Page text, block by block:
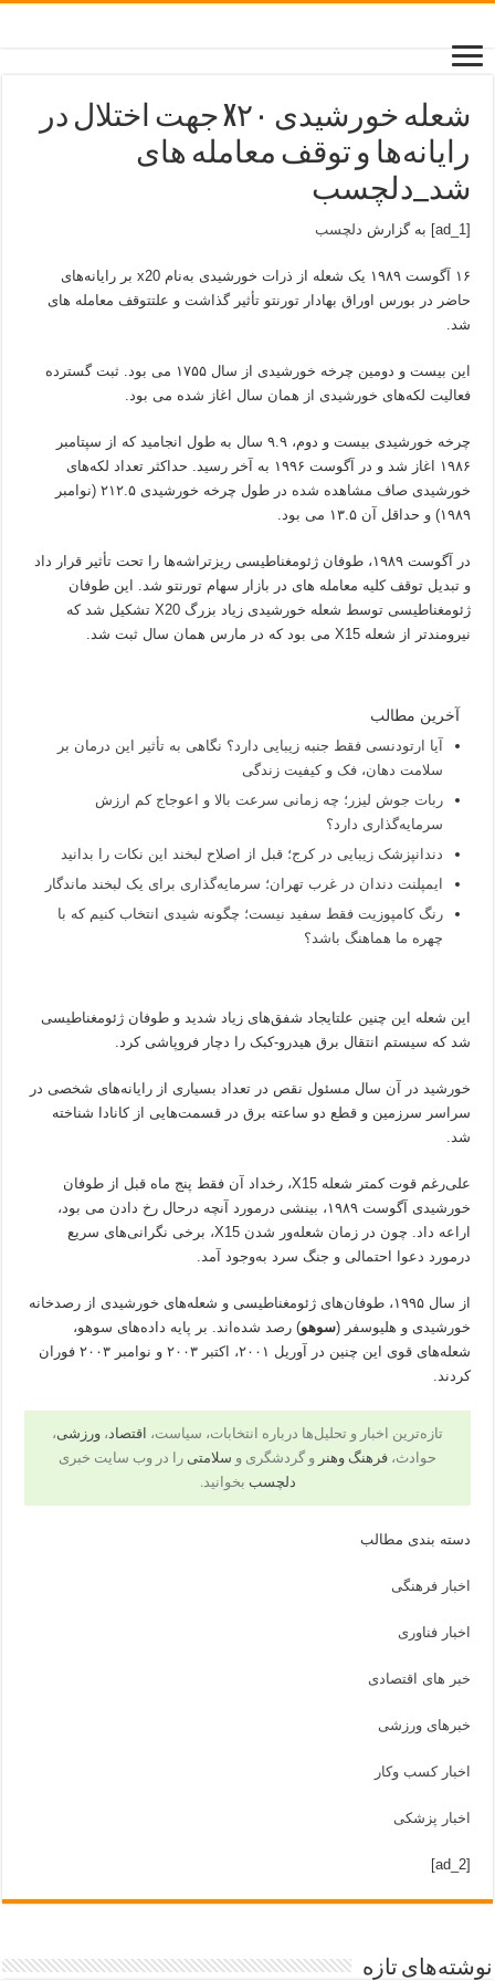
شعله خورشیدی X۲۰ جهت اختلال در
رایانه‌ها و توقف معامله های
شد_دلچسب
[ad_1] به گزارش دلچسب
۱۶ آگوست ۱۹۸۹ یک شعله از ذرات خورشیدی به‌نام x20 بر رایانه‌های
حاضر در بورس اوراق بهادار تورنتو تأثیر گذاشت و علتتوقف معامله های
شد.
این بیست و دومین چرخه خورشیدی از سال ۱۷۵۵ می بود. ثبت گسترده
فعالیت لکه‌های خورشیدی از همان سال اغاز شده‌ می بود.
چرخه خورشیدی بیست و دوم، ۹.۹ سال به طول انجامید که از سپتامبر
۱۹۸۶ اغاز شد و در آگوست ۱۹۹۶ به آخر رسید. حداکثر تعداد لکه‌های
خورشیدی صاف مشاهده شده‌ در طول چرخه خورشیدی ۲۱۲.۵ (نوامبر
۱۹۸۹) و حداقل آن ۱۳.۵ می بود.
در آگوست ۱۹۸۹، طوفان ژئومغناطیسی ریزتراشه‌ها را تحت تأثیر قرار داد
و تبدیل توقف کلیه معامله های در بازار سهام تورنتو شد. این طوفان
ژئومغناطیسی توسط شعله خورشیدی زیاد بزرگ X20 تشکیل شد که
نیرومندتر از شعله X15 می بود که در مارس همان سال ثبت شد.
آخرین مطالب
آیا ارتودنسی فقط جنبه زیبایی دارد؟ نگاهی به تأثیر این درمان بر
سلامت دهان، فک و کیفیت زندگی
ربات جوش لیزر؛ چه زمانی سرعت بالا و اعوجاج کم ارزش
سرمایه‌گذاری دارد؟
دندانپزشک زیبایی در کرج؛ قبل از اصلاح لبخند این نکات را بدانید
ایمپلنت دندان در غرب تهران؛ سرمایه‌گذاری برای یک لبخند ماندگار
رنگ کامپوزیت فقط سفید نیست؛ چگونه شیدی انتخاب کنیم که با
چهره ما هماهنگ باشد؟
این شعله این چنین علتایجاد شفق‌های زیاد شدید و طوفان ژئومغناطیسی
شد که سیستم انتقال برق هیدرو-کبک را دچار فروپاشی کرد.
خورشید در آن سال مسئول نقص در تعداد بسیاری از رایانه‌های شخصی در
سراسر سرزمین و قطع دو ساعته برق در قسمت‌هایی از کانادا شناخته‌
شد.
علی‌رغم قوت کمتر شعله X15، رخداد آن فقط پنج ماه قبل از طوفان
خورشیدی آگوست ۱۹۸۹، بینشی درمورد آنچه درحال رخ دادن‌ می بود،
اراعه داد. چون در زمان شعله‌ور شدن‌ X15، برخی نگرانی‌های سریع
درمورد دعوا احتمالی و جنگ سرد به‌وجود آمد.
از سال ۱۹۹۵، طوفان‌های ژئومغناطیسی و شعله‌های خورشیدی از رصدخانه
خورشیدی و هلیوسفر (سوهو) رصد شده‌اند. بر پایه داده‌های سوهو،
شعله‌های قوی این چنین در آوریل ۲۰۰۱، اکتبر ۲۰۰۳ و نوامبر ۲۰۰۳ فوران
کردند.
تازه‌ترین اخبار و تحلیل‌ها درباره انتخابات، سیاست، اقتصاد، ورزشی،
حوادث، فرهنگ وهنر و گردشگری و سلامتی را در وب سایت خبری
دلچسب بخوانید.
دسته بندی مطالب
اخبار فرهنگی
اخبار فناوری
خبر های اقتصادی
خبرهای ورزشی
اخبار کسب وکار
اخبار پزشکی
[ad_2]
نوشته‌های تازه